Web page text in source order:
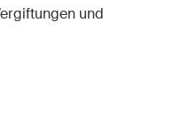
und